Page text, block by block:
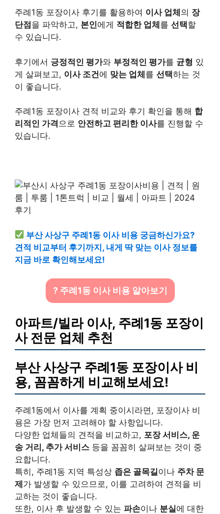
주례1동 포장이사 후기를 활용하여 이사 업체 의 장
단점 을 파악하고, 본인에게 적합한 업체 를 선택할
수 있습니다.
후기에서 긍정적인 평가와 부정적인 평가를 균형 있
게 살펴보고, 이사 조건에 맞는 업체를 선택하는 것
이 좋습니다.
주례1동 포장이사 견적 비교와 후기 확인을 통해 합
리적인 가격으로 안전하고 편리한 이사를 진행할 수
있습니다.
부산 사상구 주례1동 이사 비용 궁금하신가요?
견적 비교부터 후기까지, 내게 딱 맞는 이사 정보를
지금 바로 확인해보세요!
? 주례1동 이사 비용 알아보기
아파트/빌라 이사, 주례1동 포장이
사 전문 업체 추천
부산 사상구 주례1동 포장이사 비
용, 꼼꼼하게 비교해보세요!
주례1동에서 이사를 계획 중이시라면, 포장이사 비
용은 가장 먼저 고려해야 할 사항입니다.
다양한 업체들의 견적을 비교하고, 포장 서비스, 운
송 거리, 추가 서비스 등을 꼼꼼히 살펴보는 것이 중
요합니다.
특히, 주례1동 지역 특성상 좁은 골목길이나 주차 문
제가 발생할 수 있으므로, 이를 고려하여 견적을 비
교하는 것이 좋습니다.
또한, 이사 후 발생할 수 있는 파손이나 분실에 대한